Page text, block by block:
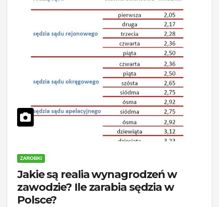
ZAROBKI
Jakie są realia wynagrodzeń w
zawodzie? Ile zarabia sędzia w
Polsce?